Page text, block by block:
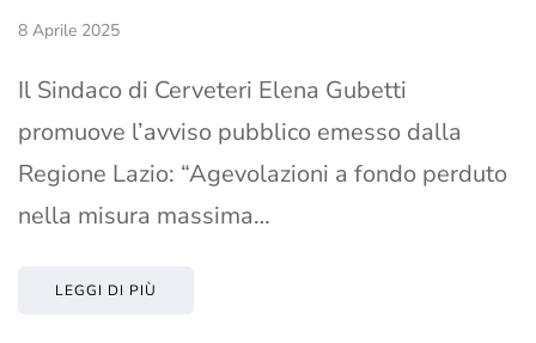
8 Aprile 2025
Il Sindaco di Cerveteri Elena Gubetti
promuove l’avviso pubblico emesso dalla
Regione Lazio: “Agevolazioni a fondo perduto
nella misura massima…
LEGGI DI PIÙ